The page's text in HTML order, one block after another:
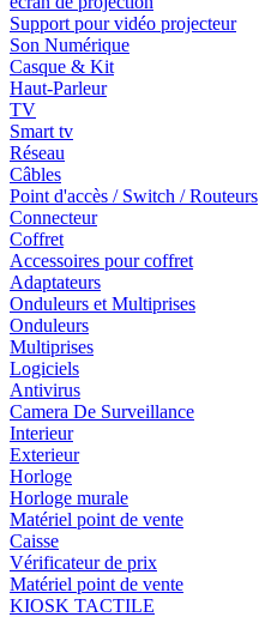
Support pour vidéo projecteur
Son Numérique
Casque & Kit
Haut-Parleur
TV
Smart tv
Réseau
Câbles
Point d'accès / Switch / Routeurs
Connecteur
Coffret
Accessoires pour coffret
Adaptateurs
Onduleurs et Multiprises
Onduleurs
Multiprises
Logiciels
Antivirus
Camera De Surveillance
Interieur
Exterieur
Horloge
Horloge murale
Matériel point de vente
Caisse
Vérificateur de prix
Matériel point de vente
KIOSK TACTILE